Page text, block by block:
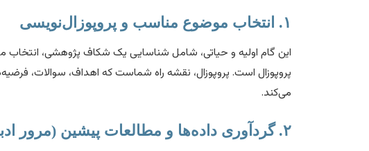
۱. انتخاب موضوع مناسب و پروپوزال‌نویسی
این گام اولیه و حیاتی، شامل شناسایی یک شکاف پژوهشی، انتخاب
پروپوزال است. پروپوزال، نقشه راه شماست که اهداف، سوالات،
می‌کند.
۲. گردآوری داده‌ها و مطالعات پیشین (مرور ادبیات)